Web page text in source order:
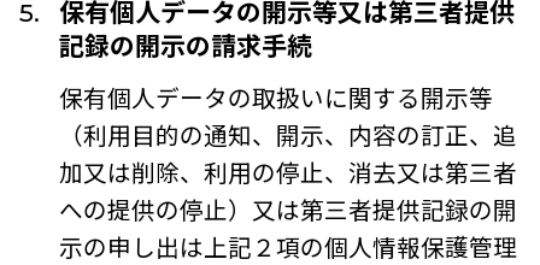
保有個人データの開示等又は第三者提供
記録の開示の請求手続
保有個人データの取扱いに関する開示等
（利用目的の通知、開示、内容の訂正、追
加又は削除、利用の停止、消去又は第三者
への提供の停止）又は第三者提供記録の開
示の申し出は上記２項の個人情報保護管理